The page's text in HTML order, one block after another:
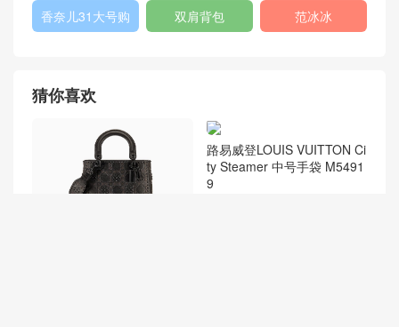
爱马仕
Gucci2018新款
chanel官网
格
浪包
香奈儿口盖包系
Bag
香奈儿31大号购
物包
双肩背包 范冰冰